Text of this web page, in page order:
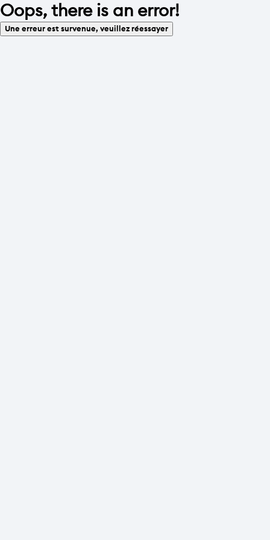
Oops, there is an error!
Une erreur est survenue, veuillez réessayer